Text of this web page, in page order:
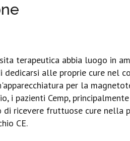
terapeutica abbia luogo in
dedicarsi alle proprie cure nel
per la
i pazienti Cemp,
di ricevere fruttuose cure nella
CE.